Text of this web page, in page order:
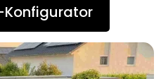
Konfigurator